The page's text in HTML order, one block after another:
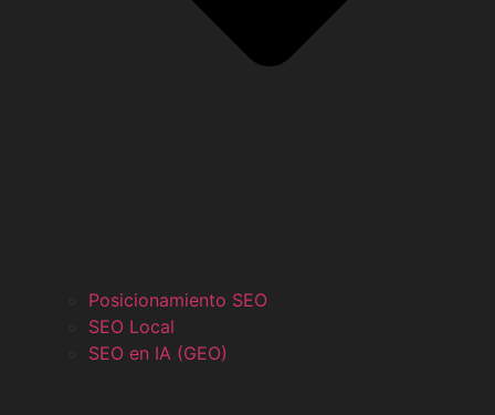
Posicionamiento SEO
SEO Local
SEO en IA (GEO)